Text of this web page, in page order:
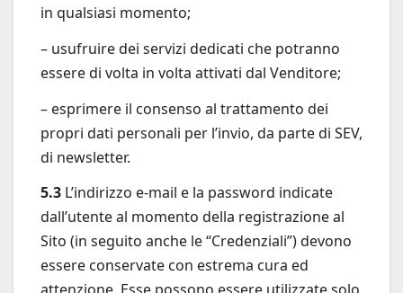
in qualsiasi momento;
– usufruire dei servizi dedicati che potranno
essere di volta in volta attivati dal Venditore;
– esprimere il consenso al trattamento dei
propri dati personali per l’invio, da parte di SEV,
di newsletter.
5.3 L’indirizzo e-mail e la password indicate
dall’utente al momento della registrazione al
Sito (in seguito anche le “Credenziali”) devono
essere conservate con estrema cura ed